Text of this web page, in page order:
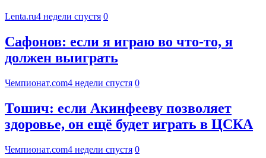
Lenta.ru4 недели спустя 0
Сафонов: если я играю во что-то, я
должен выиграть
Чемпионат.com4 недели спустя 0
Тошич: если Акинфееву позволяет
здоровье, он ещё будет играть в ЦСКА
Чемпионат.com4 недели спустя 0